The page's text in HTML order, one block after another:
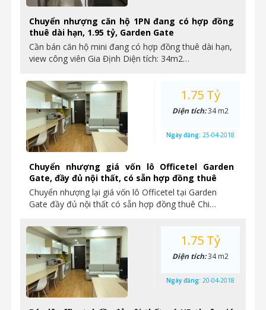
Chuyển nhượng căn hộ 1PN đang có hợp đồng
thuê dài hạn, 1.95 tỷ, Garden Gate
Cần bán căn hộ mini đang có hợp đồng thuê dài hạn,
view công viên Gia Định Diện tích: 34m2…
Chuyển nhượng giá vốn lô Officetel Garden
Gate, đầy đủ nội thất, có sẵn hợp đồng thuê
Chuyển nhượng lại giá vốn lô Officetel tại Garden
Gate đầy đủ nội thất có sẵn hợp đồng thuê Chi…
1.75 Tỷ
Diện tích:34 m2
Ngày đăng: 25-04-2018
1.75 Tỷ
Diện tích:34 m2
Ngày đăng: 20-04-2018